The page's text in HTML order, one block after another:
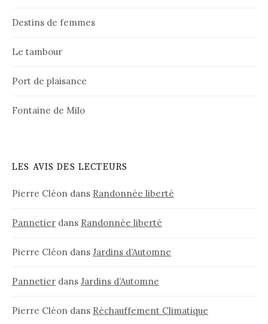
Destins de femmes
Le tambour
Port de plaisance
Fontaine de Milo
LES AVIS DES LECTEURS
Pierre Cléon dans Randonnée liberté
Pannetier dans Randonnée liberté
Pierre Cléon dans Jardins d’Automne
Pannetier dans Jardins d’Automne
Pierre Cléon dans Réchauffement Climatique